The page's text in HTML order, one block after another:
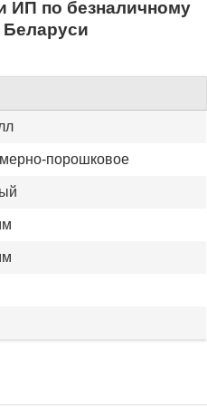
ИП по безналичному
Беларуси
порошковое